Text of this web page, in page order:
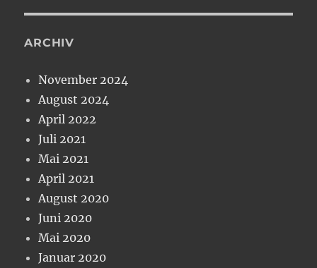
ARCHIV
November 2024
August 2024
April 2022
Juli 2021
Mai 2021
April 2021
August 2020
Juni 2020
Mai 2020
Januar 2020